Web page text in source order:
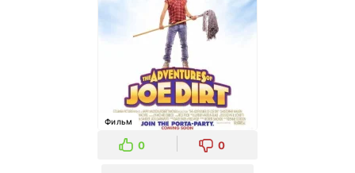
Фильм
0 0